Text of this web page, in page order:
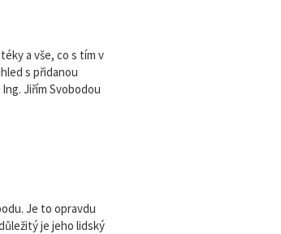
a vše, co s tím v
s přidanou
Jiřím Svobodou
Je to opravdu
je jeho lidský